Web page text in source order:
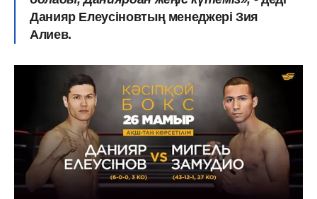
Данияр Елеусіновтың менеджері Зия
Алиев.